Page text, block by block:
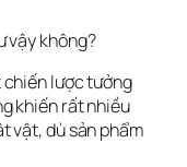
vậy không?
chiến lược tưởng
khiến rất nhiều
vật, dù sản phẩm